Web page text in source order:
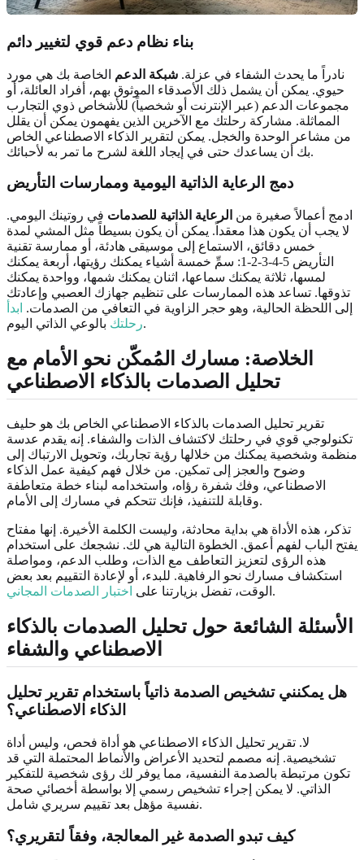
بناء نظام دعم قوي لتغيير دائم
نادراً ما يحدث الشفاء في عزلة. شبكة الدعم الخاصة بك هي مورد
حيوي. يمكن أن يشمل ذلك الأصدقاء الموثوق بهم، أفراد العائلة، أو
مجموعات الدعم (عبر الإنترنت أو شخصياً) للأشخاص ذوي التجارب
المماثلة. مشاركة رحلتك مع الآخرين الذين يفهمون يمكن أن يقلل
من مشاعر الوحدة والخجل. يمكن لتقرير الذكاء الاصطناعي الخاص
بك أن يساعدك حتى في إيجاد اللغة لشرح ما تمر به لأحبائك.
دمج الرعاية الذاتية اليومية وممارسات التأريض
ادمج أعمالاً صغيرة من الرعاية الذاتية للصدمات في روتينك اليومي.
لا يجب أن يكون هذا معقداً. يمكن أن يكون بسيطاً مثل المشي لمدة
خمس دقائق، الاستماع إلى موسيقى هادئة، أو ممارسة تقنية
التأريض 5-4-3-2-1: سمِّ خمسة أشياء يمكنك رؤيتها، أربعة يمكنك
لمسها، ثلاثة يمكنك سماعها، اثنان يمكنك شمها، وواحدة يمكنك
تذوقها. تساعد هذه الممارسات على تنظيم جهازك العصبي وإعادتك
إلى اللحظة الحالية، وهو حجر الزاوية في التعافي من الصدمات. ابدأ
رحلتكبالوعي الذاتي اليوم.
الخلاصة: مسارك المُمكّن نحو الأمام مع
تحليل الصدمات بالذكاء الاصطناعي
تقرير تحليل الصدمات بالذكاء الاصطناعي الخاص بك هو حليف
تكنولوجي قوي في رحلتك لاكتشاف الذات والشفاء. إنه يقدم عدسة
منظمة وشخصية يمكنك من خلالها رؤية تجاربك، وتحويل الارتباك إلى
وضوح والعجز إلى تمكين. من خلال فهم كيفية عمل الذكاء
الاصطناعي، وفك شفرة رؤاه، واستخدامه لبناء خطة متعاطفة
وقابلة للتنفيذ، فإنك تتحكم في مسارك إلى الأمام.
تذكر، هذه الأداة هي بداية محادثة، وليست الكلمة الأخيرة. إنها مفتاح
يفتح الباب لفهم أعمق. الخطوة التالية هي لك. نشجعك على استخدام
هذه الرؤى لتعزيز التعاطف مع الذات، وطلب الدعم، ومواصلة
استكشاف مسارك نحو الرفاهية. للبدء، أو لإعادة التقييم بعد بعض
الوقت، تفضل بزيارتنا على اختبار الصدمات المجاني .
الأسئلة الشائعة حول تحليل الصدمات بالذكاء
الاصطناعي والشفاء
هل يمكنني تشخيص الصدمة ذاتياً باستخدام تقرير تحليل
الذكاء الاصطناعي؟
لا. تقرير تحليل الذكاء الاصطناعي هو أداة فحص، وليس أداة
تشخيصية. إنه مصمم لتحديد الأعراض والأنماط المحتملة التي قد
تكون مرتبطة بالصدمة النفسية، مما يوفر لك رؤى شخصية للتفكير
الذاتي. لا يمكن إجراء تشخيص رسمي إلا بواسطة أخصائي صحة
نفسية مؤهل بعد تقييم سريري شامل.
كيف تبدو الصدمة غير المعالجة، وفقاً لتقريري؟